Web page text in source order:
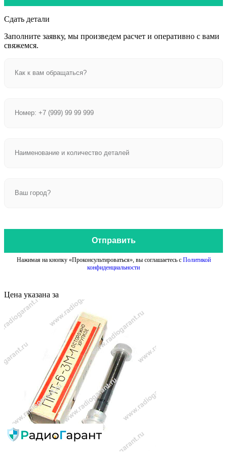
Сдать детали
Заполните заявку, мы произведем расчет и оперативно с вами
свяжемся.
Отправить
Нажимая на кнопку «Проконсультироваться», вы соглашаетесь с Политикой
конфиденциальности
Цена указана за